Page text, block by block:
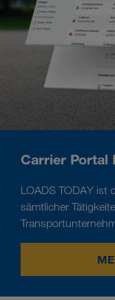
Carrier Portal
LOADS TODAY ist
sämtlicher